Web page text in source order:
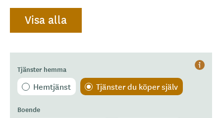
Hjälp
Tjänster hemma
Hemtjänst Tjänster du köper själv
Boende
Visa alla